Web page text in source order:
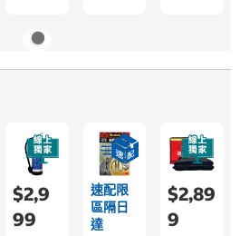
$2,9
99
速配限
區隔日
達
$2,89
9